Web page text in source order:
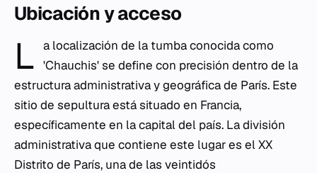
Ubicación y acceso
L a localización de la tumba conocida como
'Chauchis' se define con precisión dentro de la
estructura administrativa y geográfica de París. Este
sitio de sepultura está situado en Francia,
específicamente en la capital del país. La división
administrativa que contiene este lugar es el XX
Distrito de París, una de las veintidós